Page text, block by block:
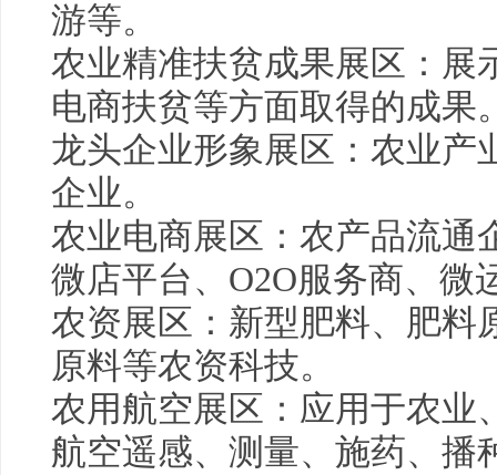
游等。
农业精准扶贫成果展区：展
电商扶贫等方面取得的成果
龙头企业形象展区：农业产
企业。
农业电商展区：农产品流通
微店平台、O2O服务商、微
农资展区：新型肥料、肥料
原料等农资科技。
农用航空展区：应用于农业
航空遥感、测量、施药、播